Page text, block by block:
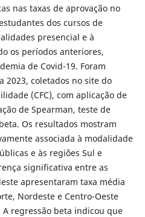
nas taxas de aprovação no
dos cursos de
presencial e à
os períodos anteriores,
de Covid-19. Foram
2023, coletados no site do
(CFC), com aplicação de
de Spearman, teste de
Os resultados mostram
associada à modalidade
e às regiões Sul e
significativa entre as
apresentaram taxa média
Nordeste e Centro-Oeste
regressão beta indicou que